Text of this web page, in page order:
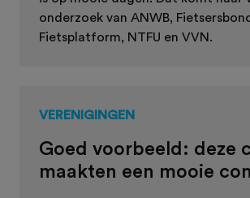
onderzoek van ANWB,
Fietsplatform, NTFU en VVN.
VERENIGINGEN
Goed voorbeeld: deze
maakten een mooie